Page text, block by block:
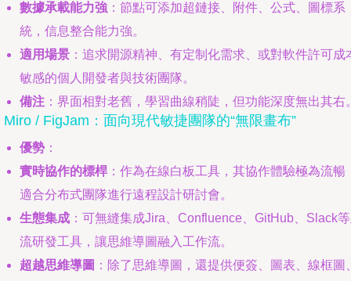
數據承載能力強 ：節點可添加超鏈接、附件、公式、圖標系
統，信息整合能力強。
適用場景 ：追求開源精神、有定制化需求、或對軟件許可成
敏感的個人開發者與技術團隊。
備注 ：界面相對老舊，學習曲線稍陡，但功能深度無出其右
Miro / FigJam：面向現代敏捷團隊的“無限畫布”
優勢 ：
實時協作的標桿：作為在線白板工具，其協作體驗極為流暢
適合分布式團隊進行遠程設計研討會。
生態集成 ：可無縫集成Jira、Confluence、GitHub、Slack
流研發工具，讓思維導圖融入工作流。
超越思維導圖 ：除了思維導圖，還提供便簽、圖表、線框圖